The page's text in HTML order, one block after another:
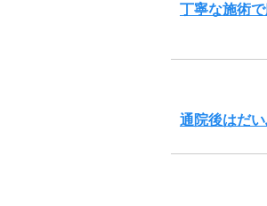
丁寧な施術
通院後はだ